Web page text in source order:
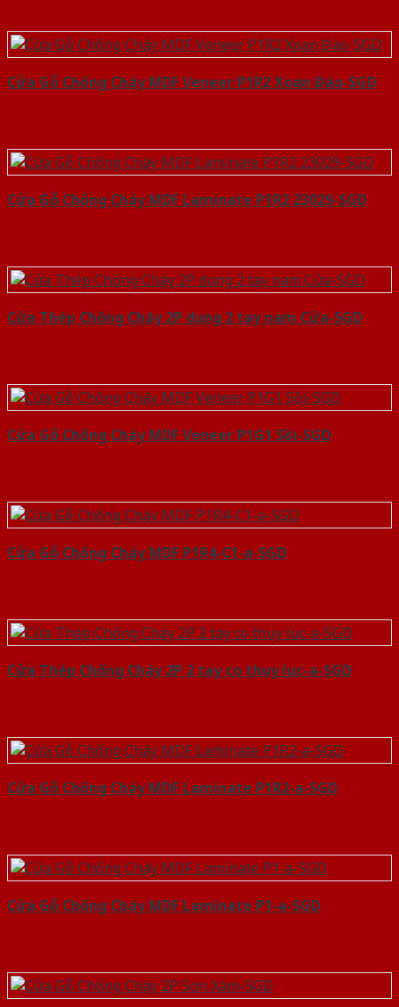
Cửa Gỗ Chống Cháy MDF Veneer P1R2 Xoan Đào-SGD
Cửa Gỗ Chống Cháy MDF Laminate P1R2 23029-SGD
Cửa Thép Chống Cháy 2P dung 2 tay nam Cửa-SGD
Cửa Gỗ Chống Cháy MDF Veneer P1G1 Sồi-SGD
Cửa Gỗ Chống Cháy MDF P1R4-C1-a-SGD
Cửa Thép Chống Cháy 2P 2 tay co thuy luc-a-SGD
Cửa Gỗ Chống Cháy MDF Laminate P1R2-a-SGD
Cửa Gỗ Chống Cháy MDF Laminate P1-a-SGD